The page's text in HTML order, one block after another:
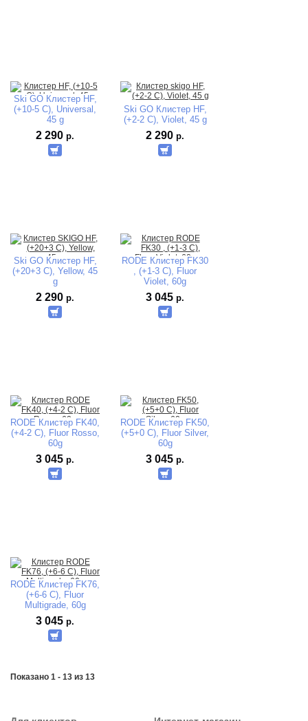
Ski GO Клистер HF,
(+10-5 C), Universal,
45 g
2 290 р.
Ski GO Клистер HF,
(+2-2 C), Violet, 45 g
2 290 р.
Ski GO Клистер HF,
(+20+3 C), Yellow, 45
g
2 290 р.
RODE Клистер FK30
, (+1-3 C), Fluor
Violet, 60g
3 045 р.
RODE Клистер FK40,
(+4-2 C), Fluor Rosso,
60g
3 045 р.
RODE Клистер FK50,
(+5+0 C), Fluor Silver,
60g
3 045 р.
RODE Клистер FK76,
(+6-6 C), Fluor
Multigrade, 60g
3 045 р.
Показано 1 - 13 из 13